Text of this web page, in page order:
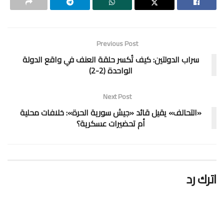
Previous Post
سراب الدولتين‏: كيف تُكسر حلقة العنف في واقع الدولة
الواحدة‏ ‏(2-2)
Next Post
«التحالف» يقيل قائد «جيش سورية الحرة»: خلافات محلية
أم تحضيرات عسكرية؟
اترك رد